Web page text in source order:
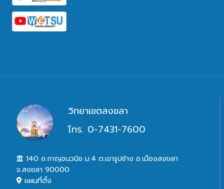
วิทยาเขตสงขลา
โทร. 0-7431-7600
140 ถ.กาญจนวนิช ม.4 ต.เขารูปช้าง อ.เมืองสงขลา
จ.สงขลา 90000
แผนที่ตั้ง